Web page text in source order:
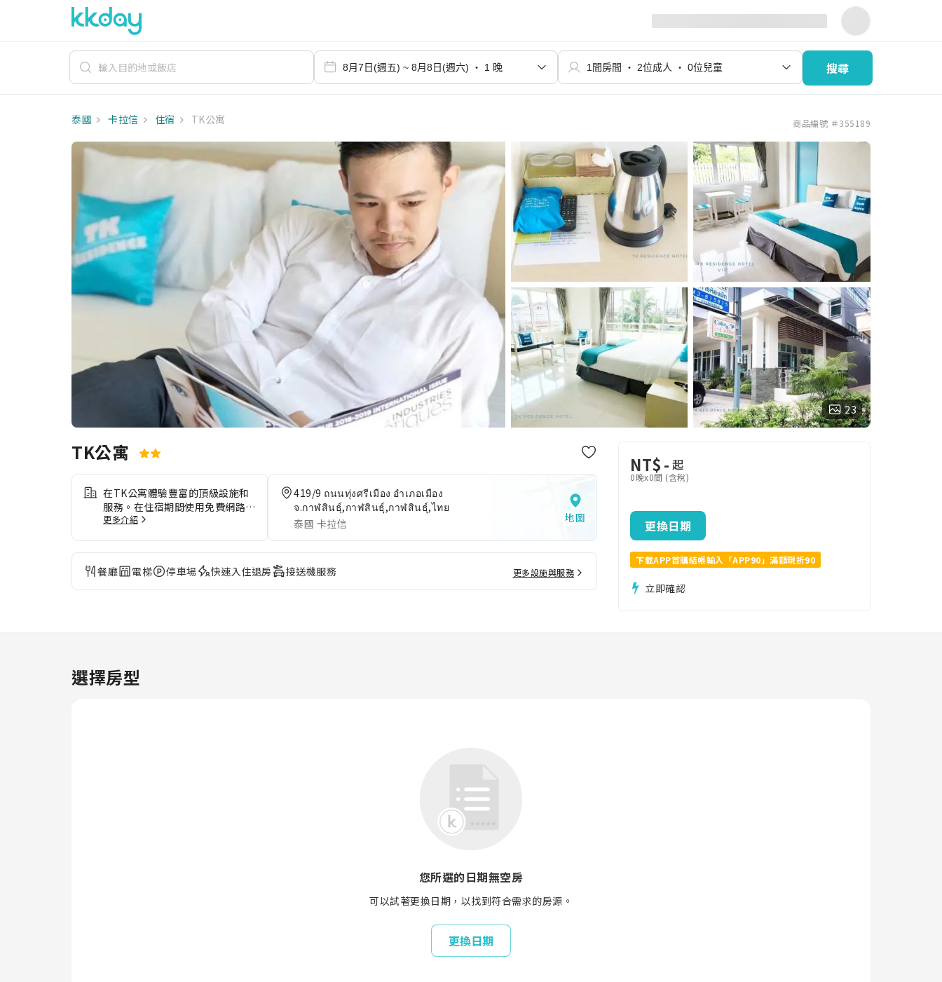
搜尋
泰國 卡拉信 住宿 TK公寓 商品編號 ＃355189
23
TK公寓
在TK公寓體驗豐富的頂級設施和
服務。在住宿期間使用免費網路以
保持訊息暢通。 如果您需要往返
達日期前為您安排。因為住宿提供
交通服務，探索加拉信更加便利。
自駕前往的旅客可在住宿免費停
車。 前台的接待團隊將為您提供
房均以舒適為宗旨，旨在提供各種
功能，以確保您享受寧靜的睡眠，
更多介紹
419/9 ถนนทุ่งศรีเมือง อำเภอเมือง
จ.กาฬสินธุ์,กาฬสินธุ์,กาฬสินธุ์,ไทย
泰國 卡拉信
地圖
餐廳 電梯 停車場 快速入住退房 接送機服務 更多設施與服務
NT$- 起
0晚x0間 (含稅)
更換日期
下載APP首購結帳輸入「APP90」滿額現折90
立即確認
選擇房型
您所選的日期無空房
可以試著更換日期，以找到符合需求的房源。
更換日期